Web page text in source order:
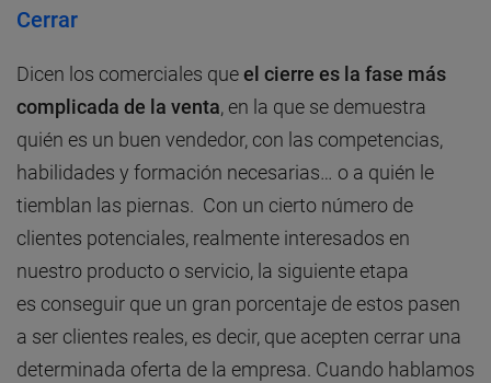
Cerrar
Dicen los comerciales queel cierre es la fase más
complicada de la venta, en la que se demuestra
quién es un buen vendedor, con las competencias,
habilidades y formación necesarias… o a quién le
tiemblan las piernas. Con un cierto número de
clientes potenciales, realmente interesados en
nuestro producto o servicio, la siguiente etapa
es conseguir que un gran porcentaje de estos pasen
a ser clientes reales, es decir, que acepten cerrar una
determinada oferta de la empresa. Cuando hablamos